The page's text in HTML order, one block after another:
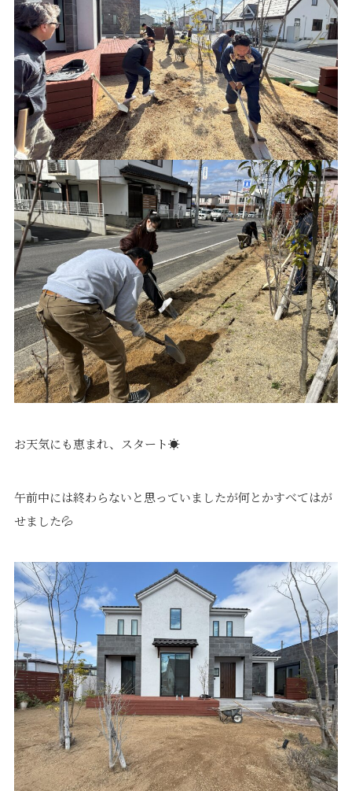
リフォーム
採用情報
オーダー家具
来場予約
カタログ請求
ご紹介キャンペーン
プライバシーポリシー｜サイトマップ｜トップページ
©speaks-test.
お天気にも恵まれ、スタート☀
午前中には終わらないと思っていましたが何とかすべてはが
せました💦